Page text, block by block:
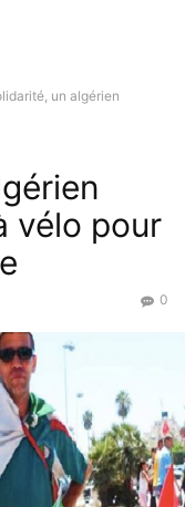
un algérien
vélo pour
0